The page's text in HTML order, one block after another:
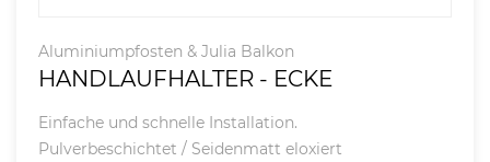
Aluminiumpfosten & Julia Balkon
HANDLAUFHALTER - ECKE
Einfache und schnelle Installation.
Pulverbeschichtet / Seidenmatt eloxiert